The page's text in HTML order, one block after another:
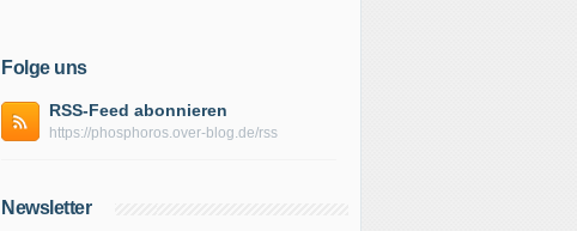
Folge uns
RSS-Feed abonnieren
https://phosphoros.over-blog.de/rss
Newsletter